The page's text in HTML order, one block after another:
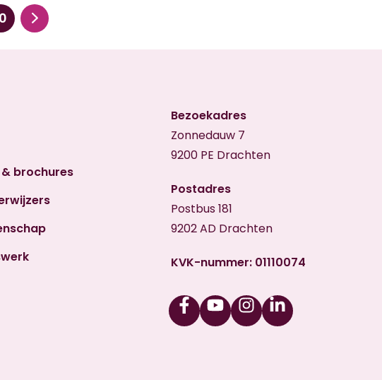
brochures
Bezoekadres
Zonnedauw 7
9200 PE Drachten
Postadres
Postbus 181
9202 AD Drachten
KVK-nummer: 01110074
FacebookYoutubeInstagramLinkedin